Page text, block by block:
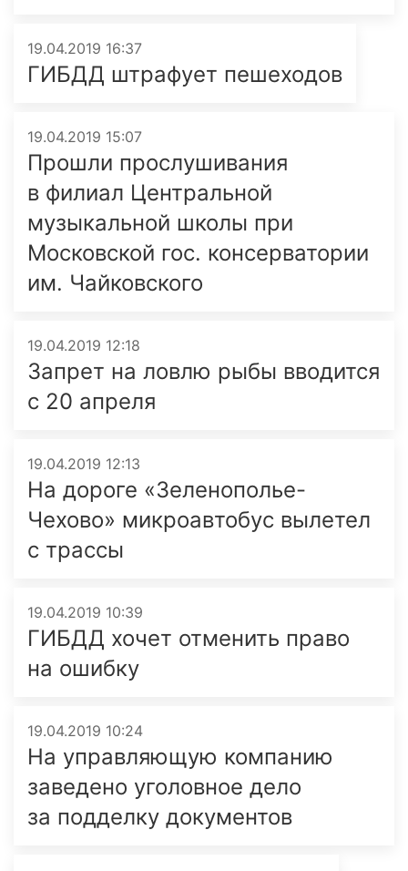
19.04.2019 16:37
ГИБДД штрафует пешеходов
19.04.2019 15:07
Прошли прослушивания
в филиал Центральной
музыкальной школы при
Московской гос. консервато­рии
им. Чайковского
19.04.2019 12:18
Запрет на ловлю рыбы вводится
с 20 апреля
19.04.2019 12:13
На дороге «Зеленополье-
Чехово» микроавтобус вылетел
с трассы
19.04.2019 10:39
ГИБДД хочет отменить право
на ошибку
19.04.2019 10:24
На управляющую компанию
заведено уголовное дело
за подделку документов